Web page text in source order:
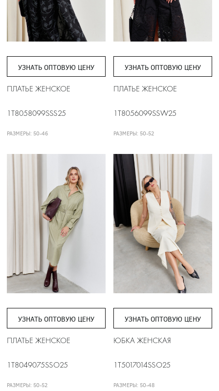
УЗНАТЬ ОПТОВУЮ ЦЕНУ
ПЛАТЬЕ ЖЕНСКОЕ
1T8058099SSS25
РАЗМЕРЫ: 50-46
УЗНАТЬ ОПТОВУЮ ЦЕНУ
ПЛАТЬЕ ЖЕНСКОЕ
1T8056099SSW25
РАЗМЕРЫ: 50-52
УЗНАТЬ ОПТОВУЮ ЦЕНУ
ПЛАТЬЕ ЖЕНСКОЕ
1T8049075SSO25
РАЗМЕРЫ: 50-52
УЗНАТЬ ОПТОВУЮ ЦЕНУ
ЮБКА ЖЕНСКАЯ
1T5017014SSO25
РАЗМЕРЫ: 50-48